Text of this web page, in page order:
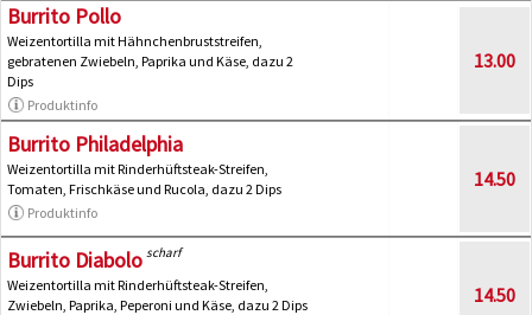
Burrito Pollo
Weizentortilla mit Hähnchenbruststreifen,
gebratenen Zwiebeln, Paprika und Käse, dazu 2
Dips
Produktinfo
13.00
Burrito Philadelphia
Weizentortilla mit Rinderhüftsteak-Streifen,
Tomaten, Frischkäse und Rucola, dazu 2 Dips
Produktinfo
14.50
Burrito Diabolo scharf
Weizentortilla mit Rinderhüftsteak-Streifen,
Zwiebeln, Paprika, Peperoni und Käse, dazu 2 Dips
14.50